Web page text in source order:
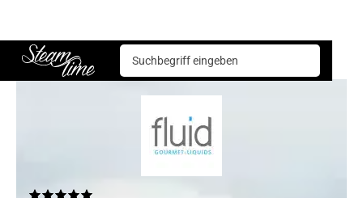
Steam time
Basen & Aromen Aromen Big Bottle